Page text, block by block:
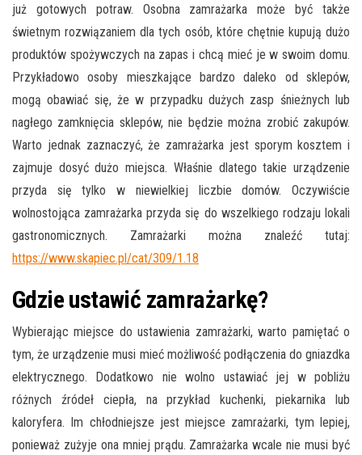
już gotowych potraw. Osobna zamrażarka może być także
świetnym rozwiązaniem dla tych osób, które chętnie kupują dużo
produktów spożywczych na zapas i chcą mieć je w swoim domu.
Przykładowo osoby mieszkające bardzo daleko od sklepów,
mogą obawiać się, że w przypadku dużych zasp śnieżnych lub
nagłego zamknięcia sklepów, nie będzie można zrobić zakupów.
Warto jednak zaznaczyć, że zamrażarka jest sporym kosztem i
zajmuje dosyć dużo miejsca. Właśnie dlatego takie urządzenie
przyda się tylko w niewielkiej liczbie domów. Oczywiście
wolnostojąca zamrażarka przyda się do wszelkiego rodzaju lokali
gastronomicznych. Zamrażarki można znaleźć tutaj:
https://www.skapiec.pl/cat/309/1.18
Gdzie ustawić zamrażarkę?
Wybierając miejsce do ustawienia zamrażarki, warto pamiętać o
tym, że urządzenie musi mieć możliwość podłączenia do gniazdka
elektrycznego. Dodatkowo nie wolno ustawiać jej w pobliżu
różnych źródeł ciepła, na przykład kuchenki, piekarnika lub
kaloryfera. Im chłodniejsze jest miejsce zamrażarki, tym lepiej,
ponieważ zużyje ona mniej prądu. Zamrażarka wcale nie musi być